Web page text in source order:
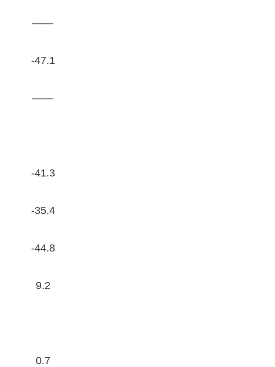
——
-47.1
——
-41.3
-35.4
-44.8
9.2
0.7